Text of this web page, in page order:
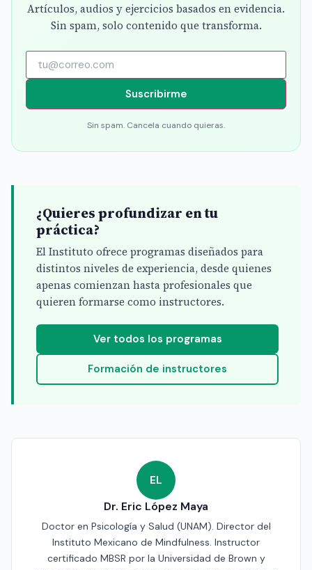
Artículos, audios y ejercicios basados en evidencia.
Sin spam, solo contenido que transforma.
Suscribirme
Sin spam. Cancela cuando quieras.
¿Quieres profundizar en tu
práctica?
El Instituto ofrece programas diseñados para
distintos niveles de experiencia, desde quienes
apenas comienzan hasta profesionales que
quieren formarse como instructores.
Ver todos los programas
Formación de instructores
EL
Dr. Eric López Maya
Doctor en Psicología y Salud (UNAM). Director del
Instituto Mexicano de Mindfulness. Instructor
certificado MBSR por la Universidad de Brown y